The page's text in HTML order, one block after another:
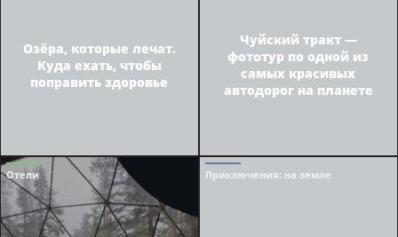
Озёра, которые лечат.
Куда ехать, чтобы
поправить здоровье
Чуйский тракт —
фототур по одной из
самых красивых
автодорог на планете
Отели Приключения: на земле